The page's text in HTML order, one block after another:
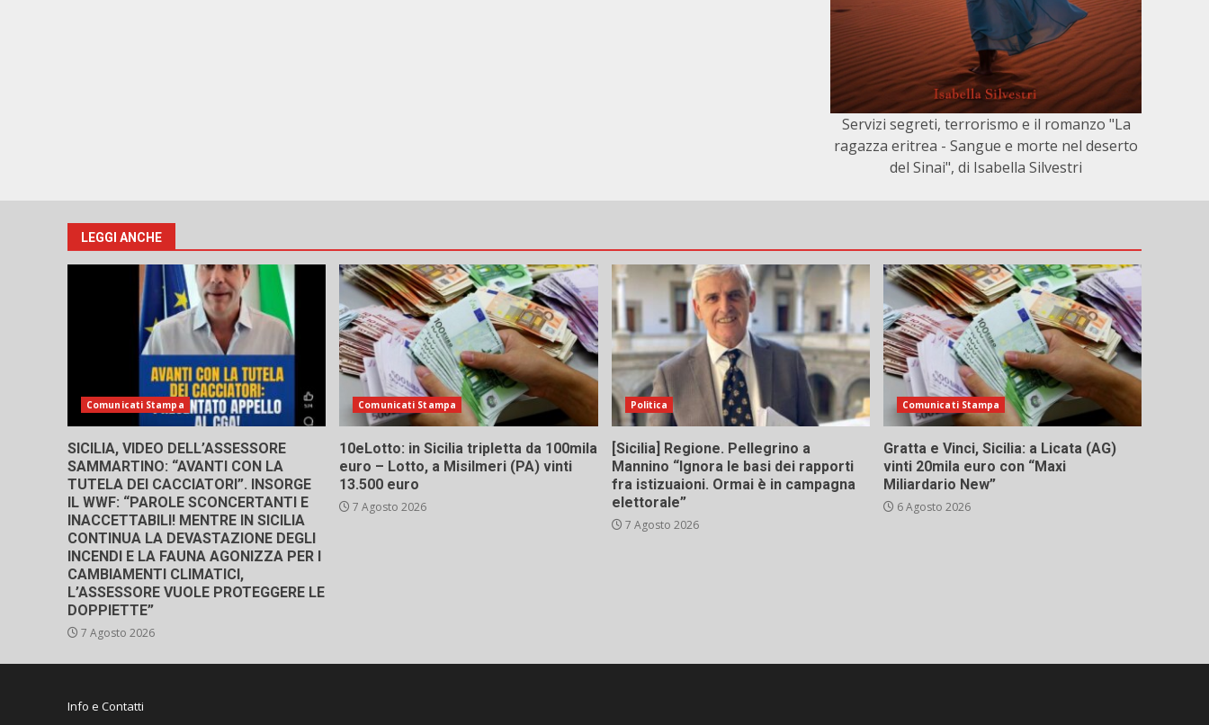
Servizi segreti, terrorismo e il romanzo "La
ragazza eritrea - Sangue e morte nel deserto
del Sinai", di Isabella Silvestri
LEGGI ANCHE
Comunicati Stampa
SICILIA, VIDEO DELL’ASSESSORE
SAMMARTINO: “AVANTI CON LA
TUTELA DEI CACCIATORI”. INSORGE
IL WWF: “PAROLE SCONCERTANTI E
INACCETTABILI! MENTRE IN SICILIA
CONTINUA LA DEVASTAZIONE DEGLI
INCENDI E LA FAUNA AGONIZZA PER I
CAMBIAMENTI CLIMATICI,
L’ASSESSORE VUOLE PROTEGGERE LE
DOPPIETTE”
7 Agosto 2026
Comunicati Stampa
10eLotto: in Sicilia tripletta da 100mila
euro – Lotto, a Misilmeri (PA) vinti
13.500 euro
7 Agosto 2026
Politica
[Sicilia] Regione. Pellegrino a
Mannino “Ignora le basi dei rapporti
fra istizuaioni. Ormai è in campagna
elettorale”
7 Agosto 2026
Comunicati Stampa
Gratta e Vinci, Sicilia: a Licata (AG)
vinti 20mila euro con “Maxi
Miliardario New”
6 Agosto 2026
Info e Contatti